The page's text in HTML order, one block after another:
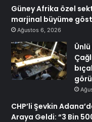
Güney Afrika özel
marjinal büyüme
Ağustos 6, 2026
CHP’li Şevkin
Araya Geldi: “3 Bin